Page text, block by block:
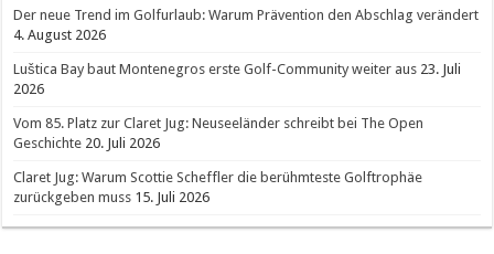
Der neue Trend im Golfurlaub: Warum Prävention den Abschlag verändert
4. August 2026
Luštica Bay baut Montenegros erste Golf-Community weiter aus 23. Juli
2026
Vom 85. Platz zur Claret Jug: Neuseeländer schreibt bei The Open
Geschichte 20. Juli 2026
Claret Jug: Warum Scottie Scheffler die berühmteste Golftrophäe
zurückgeben muss 15. Juli 2026